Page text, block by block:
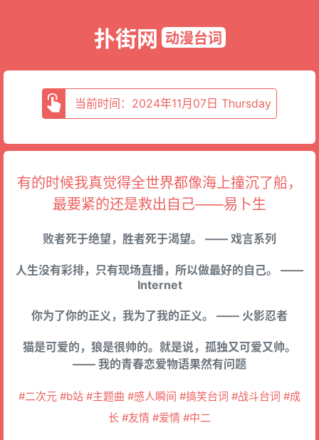
扑街网 动漫台词
当前时间：2024年11月07日 Thursday
有的时候我真觉得全世界都像海上撞沉了船，
最要紧的还是救出自己——易卜生
败者死于绝望，胜者死于渴望。 —— 戏言系列
人生没有彩排，只有现场直播，所以做最好的自己。 ——
Internet
你为了你的正义，我为了我的正义。 —— 火影忍者
猫是可爱的，狼是很帅的。就是说，孤独又可爱又帅。
—— 我的青春恋爱物语果然有问题
#二次元 #b站 #主题曲 #感人瞬间 #搞笑台词 #战斗台词 #成
长 #友情 #爱情 #中二